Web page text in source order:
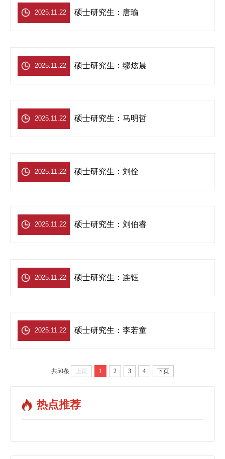
2025.11.22 硕士研究生：唐瑜
2025.11.22 硕士研究生：缪炫晨
2025.11.22 硕士研究生：马明哲
2025.11.22 硕士研究生：刘佺
2025.11.22 硕士研究生：刘伯睿
2025.11.22 硕士研究生：连钰
2025.11.22 硕士研究生：李若童
共50条 上页 1 2 3 4 下页
热点推荐